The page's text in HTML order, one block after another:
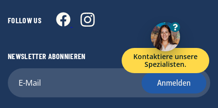
Kontaktiere unsere
Spezialisten.
FOLLOW US
NEWSLETTER ABONNIEREN
Anmelden